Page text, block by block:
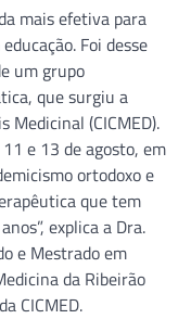
mais efetiva para
Foi desse
um grupo
que surgiu a
Medicinal (CICMED).
e 13 de agosto, em
ortodoxo e
que tem
explica a Dra.
e Mestrado em
da Ribeirão
CICMED.